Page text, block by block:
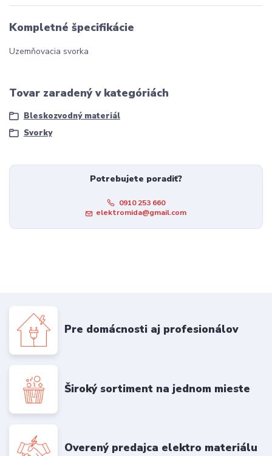
Kompletné špecifikácie
Uzemňovacia svorka
Tovar zaradený v kategóriách
Bleskozvodný materiál
Svorky
Potrebujete poradiť?
0910 253 660
elektromida@gmail.com
Pre domácnosti aj profesionálov
Široký sortiment na jednom mieste
Overený predajca elektro materiálu